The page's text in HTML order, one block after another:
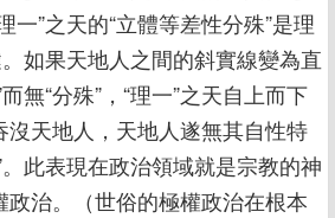
一”之天的“立體等差性分殊”是理
如果天地人之間的斜實線變為直
無“分殊”，“理一”之天自上而下
沒天地人，天地人遂無其自性特
此表現在政治領域就是宗教的神
治。（世俗的極權政治在根本